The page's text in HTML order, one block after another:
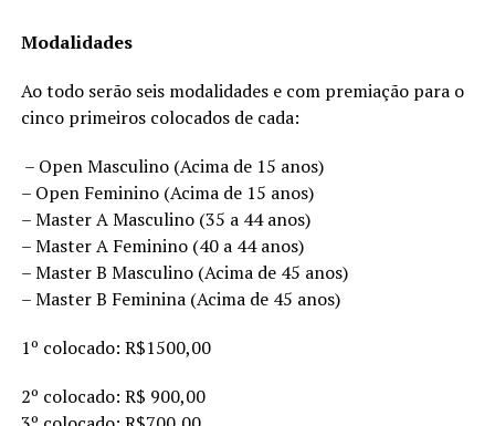
Modalidades
Ao todo serão seis modalidades e com premiação para o
cinco primeiros colocados de cada:
– Open Masculino (Acima de 15 anos)
– Open Feminino (Acima de 15 anos)
– Master A Masculino (35 a 44 anos)
– Master A Feminino (40 a 44 anos)
– Master B Masculino (Acima de 45 anos)
– Master B Feminina (Acima de 45 anos)
1º colocado: R$1500,00
2º colocado: R$ 900,00